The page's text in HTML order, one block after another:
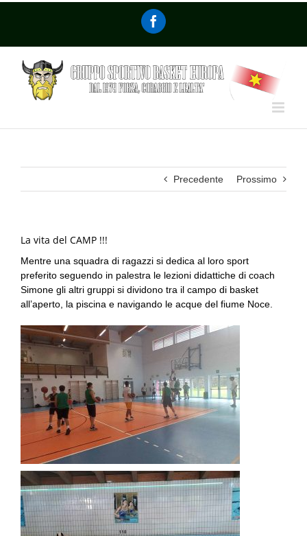
Precedente Prossimo
La vita del CAMP !!!
Mentre una squadra di ragazzi si dedica al loro sport
preferito seguendo in palestra le lezioni didattiche di coach
Simone gli altri gruppi si dividono tra il campo di basket
all’aperto, la piscina e navigando le acque del fiume Noce.